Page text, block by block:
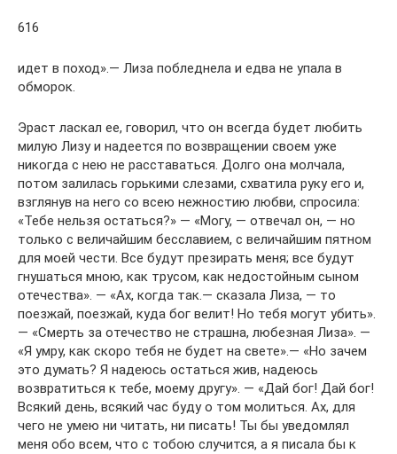
616
идет в поход».— Лиза побледнела и едва не упала в
обморок.
Эраст ласкал ее, говорил, что он всегда будет любить
милую Лизу и надеется по возвращении своем уже
никогда с нею не расставаться. Долго она молчала,
потом залилась горькими слезами, схватила руку его и,
взглянув на него со всею нежностию любви, спросила:
«Тебе нельзя остаться?» — «Могу, — отвечал он, — но
только с величайшим бесславием, с величайшим пятном
для моей чести. Все будут презирать меня; все будут
гнушаться мною, как трусом, как недостойным сыном
отечества». — «Ах, когда так.— сказала Лиза, — то
поезжай, поезжай, куда бог велит! Но тебя могут убить».
— «Смерть за отечество не страшна, любезная Лиза». —
«Я умру, как скоро тебя не будет на свете».— «Но зачем
это думать? Я надеюсь остаться жив, надеюсь
возвратиться к тебе, моему другу». — «Дай бог! Дай бог!
Всякий день, всякий час буду о том молиться. Ах, для
чего не умею ни читать, ни писать! Ты бы уведомлял
меня обо всем, что с тобою случится, а я писала бы к